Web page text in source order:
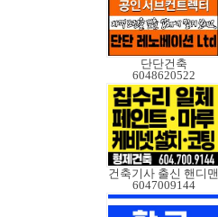
단단건축
6048620522
건축기사 출신 핸디맨
6047009144